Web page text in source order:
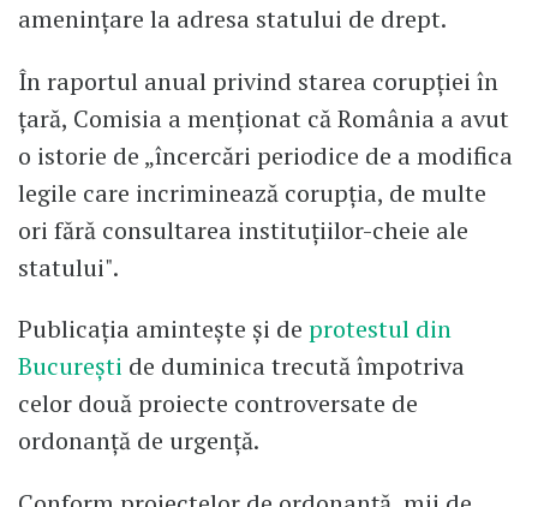
amenințare la adresa statului de drept.
În raportul anual privind starea corupției în
țară, Comisia a menționat că România a avut
o istorie de „încercări periodice de a modifica
legile care incriminează corupția, de multe
ori fără consultarea instituțiilor-cheie ale
statului".
Publicația amintește și de protestul din
București de duminica trecută împotriva
celor două proiecte controversate de
ordonanță de urgență.